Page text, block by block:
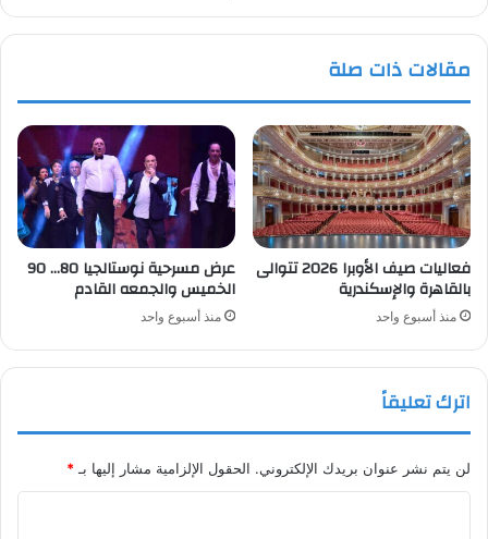
مشروعات
والصرف
وكفر
شكر
مقالات ذات صلة
فعاليات صيف الأوبرا 2026 تتوالى
بالقاهرة والإسكندرية
منذ أسبوع واحد
عرض مسرحية نوستالجيا 80… 90
الخميس والجمعه القادم
منذ أسبوع واحد
اترك تعليقاً
لن يتم نشر عنوان بريدك الإلكتروني. الحقول الإلزامية مشار إليها بـ *